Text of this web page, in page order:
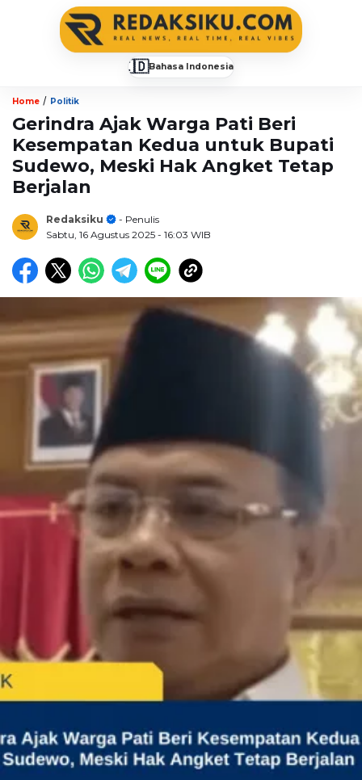
🇮🇩Bahasa Indonesia
Home / Politik
Gerindra Ajak Warga Pati Beri
Kesempatan Kedua untuk Bupati
Sudewo, Meski Hak Angket Tetap
Berjalan
Redaksiku
- Penulis
Sabtu, 16 Agustus 2025 - 16:03 WIB